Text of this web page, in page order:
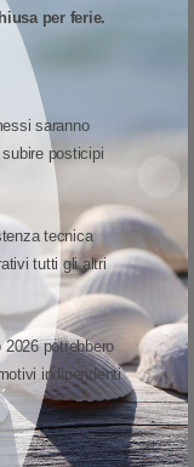
per ferie.
saranno
posticipi
tecnica
tutti gli altri
potrebbero
indipendenti
necessarie
con la flessibilità
ed i clienti